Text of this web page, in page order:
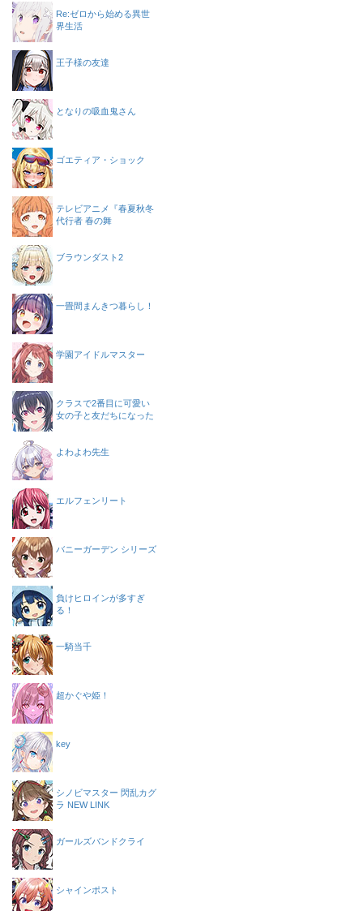
Re:ゼロから始める異世
界生活
王子様の友達
となりの吸血鬼さん
ゴエティア・ショック
テレビアニメ『春夏秋冬
代行者 春の舞
ブラウンダスト2
一畳間まんきつ暮らし！
学園アイドルマスター
クラスで2番目に可愛い
女の子と友だちになった
よわよわ先生
エルフェンリート
バニーガーデン シリーズ
負けヒロインが多すぎ
る！
一騎当千
超かぐや姫！
key
シノビマスター 閃乱カグ
ラ NEW LINK
ガールズバンドクライ
シャインポスト